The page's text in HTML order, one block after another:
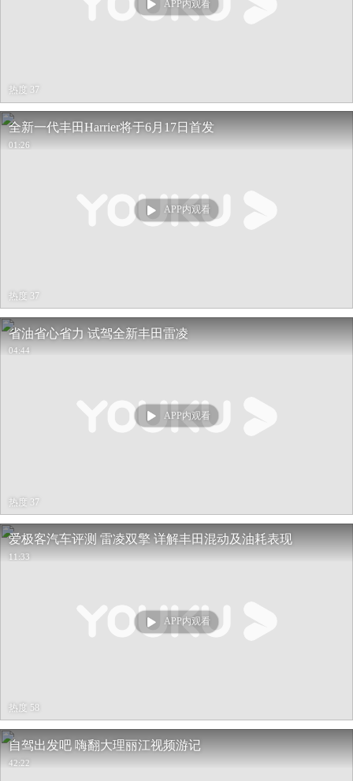
APP内观看
热度 37
全新一代丰田Harrier将于6月17日首发
01:26
APP内观看
热度 37
省油省心省力 试驾全新丰田雷凌
04:44
APP内观看
热度 37
爱极客汽车评测 雷凌双擎 详解丰田混动及油耗表现
11:33
APP内观看
热度 58
自驾出发吧 嗨翻大理丽江视频游记
42:22